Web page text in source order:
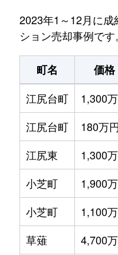
2023年1～12月に
ション売却事例です。
町名 価格
江尻台町
1,300
江尻台町
180万円
江尻東
1,300
小芝町
1,900
小芝町
1,100
草薙
4,700